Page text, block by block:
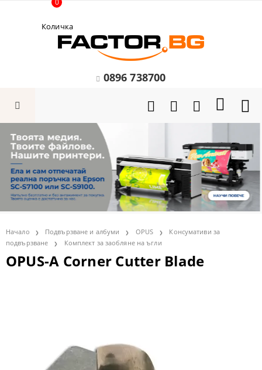
Количка
0
0896 738700
Начало Подвързване и албуми OPUS
Консумативи за
подвързване
Комплект за заобляне на ъгли
OPUS-А Corner Cutter Blade